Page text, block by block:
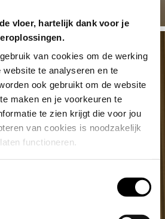
vloer, hartelijk dank voor je
van cookies om de werking
te analyseren en te
ook gebruikt om de website
maken en je voorkeuren te
te zien krijgt die voor jou
van cookies is noodzakelijk
functioneren.